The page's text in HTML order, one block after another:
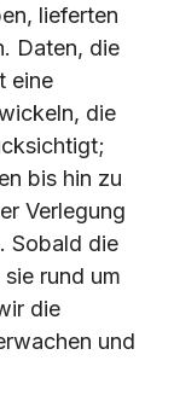
lieferten
Daten, die
eine
die
bis hin zu
Verlegung
Sobald die
rund um
die
und